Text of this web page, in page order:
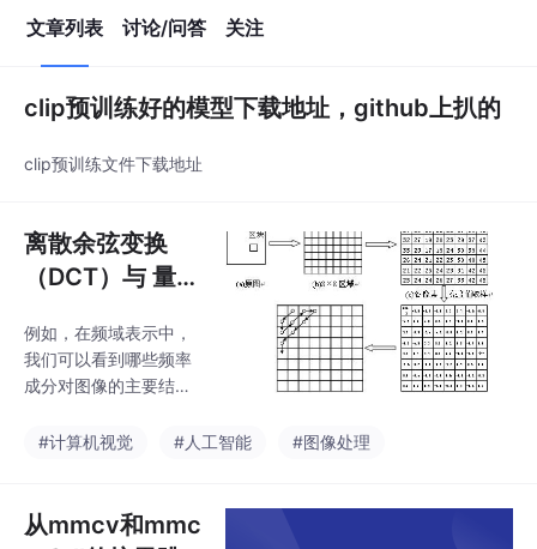
文章列表 讨论/问答 关注
clip预训练好的模型下载地址，github上扒的
clip预训练文件下载地址
离散余弦变换
（DCT）与 量化
络（RAG）
例如，在频域表示中，
我们可以看到哪些频率
成分对图像的主要结构
在信号处理中，我们可
表示中，图像或信号是
通过其在空间上的像素
#计算机视觉 #人工智能 #图像处理
从mmcv和mmc